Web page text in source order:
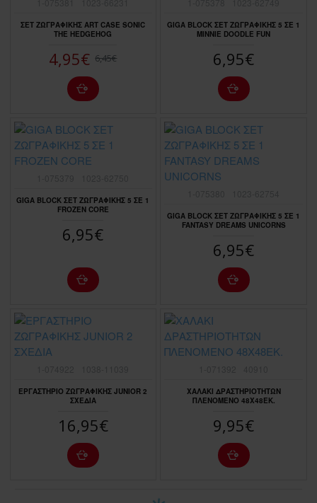
ΣΕΤ ΖΩΓΡΑΦΙΚΗΣ ART CASE SONIC
THE HEDGEHOG
4,95€ 6,45€
GIGA BLOCK ΣΕΤ ΖΩΓΡΑΦΙΚΗΣ 5 ΣΕ 1
MINNIE DOODLE FUN
6,95€
GIGA BLOCK ΣΕΤ ΖΩΓΡΑΦΙΚΗΣ 5 ΣΕ 1
FROZEN CORE
6,95€
GIGA BLOCK ΣΕΤ ΖΩΓΡΑΦΙΚΗΣ 5 ΣΕ 1
FANTASY DREAMS UNICORNS
6,95€
ΕΡΓΑΣΤΗΡΙΟ ΖΩΓΡΑΦΙΚΗΣ JUNIOR 2
ΣΧΕΔΙΑ
16,95€
ΧΑΛΑΚΙ ΔΡΑΣΤΗΡΙΟΤΗΤΩΝ
ΠΛΕΝΟΜΕΝΟ 48Χ48ΕΚ.
9,95€